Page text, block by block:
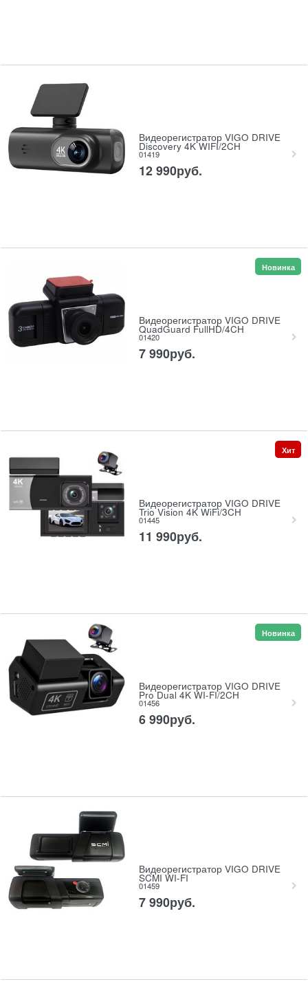
Видеорегистратор VIGO DRIVE
Discovery 4K WIFI/2CH
01419
12 990руб.
Видеорегистратор VIGO DRIVE
QuadGuard FullHD/4CH
01420
7 990руб.
Новинка
Видеорегистратор VIGO DRIVE
Trio Vision 4K WiFi/3CH
01445
11 990руб.
Хит
Видеорегистратор VIGO DRIVE
Pro Dual 4K WI-FI/2CH
01456
6 990руб.
Новинка
Видеорегистратор VIGO DRIVE
SCMI WI-FI
01459
7 990руб.